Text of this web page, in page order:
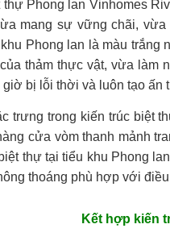
thự Phong lan Vinhomes
mang sự vững chãi,
Phong lan là màu
thảm thực vật, vừa làm
giờ bị lỗi thời và luôn tạo
trưng trong kiến trúc biệt
cửa vòm thanh mảnh
thự tại tiểu khu Phong
thoáng phù hợp với
Kết hợp kiến